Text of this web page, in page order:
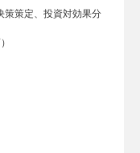
策策定、投資対効果分